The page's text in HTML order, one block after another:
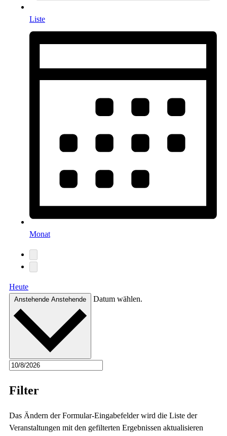
Liste
Monat
Heute
Anstehende Anstehende Datum wählen.
Filter
Das Ändern der Formular-Eingabefelder wird die Liste der
Veranstaltungen mit den gefilterten Ergebnissen aktualisieren